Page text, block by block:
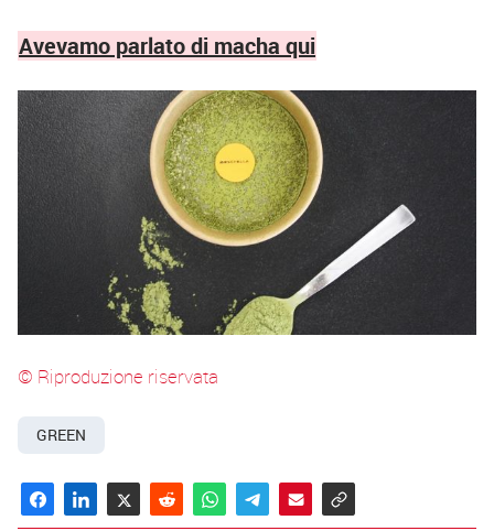
Avevamo parlato di macha qui
© Riproduzione riservata
GREEN